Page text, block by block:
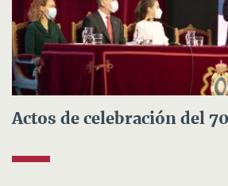
Actos de celebración del